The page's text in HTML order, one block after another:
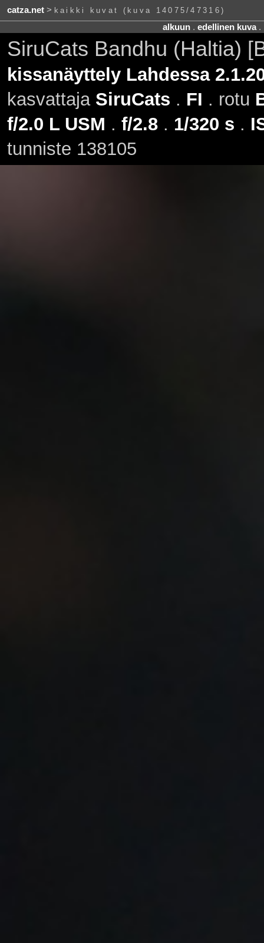
catza.net> kaikki kuvat (kuva 14075/47316)
alkuun. edellinen kuva.
SiruCats Bandhu (Haltia)
kissanäyttely Lahdessa
kasvattaja SiruCats . FI . rotu
f/2.0 L USM . f/2.8. 1/320 s .
tunniste 138105